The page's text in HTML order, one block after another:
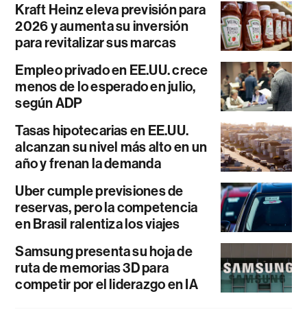
Kraft Heinz eleva previsión para
2026 y aumenta su inversión
para revitalizar sus marcas
Empleo privado en EE.UU. crece
menos de lo esperado en julio,
según ADP
Tasas hipotecarias en EE.UU.
alcanzan su nivel más alto en un
año y frenan la demanda
Uber cumple previsiones de
reservas, pero la competencia
en Brasil ralentiza los viajes
Samsung presenta su hoja de
ruta de memorias 3D para
competir por el liderazgo en IA